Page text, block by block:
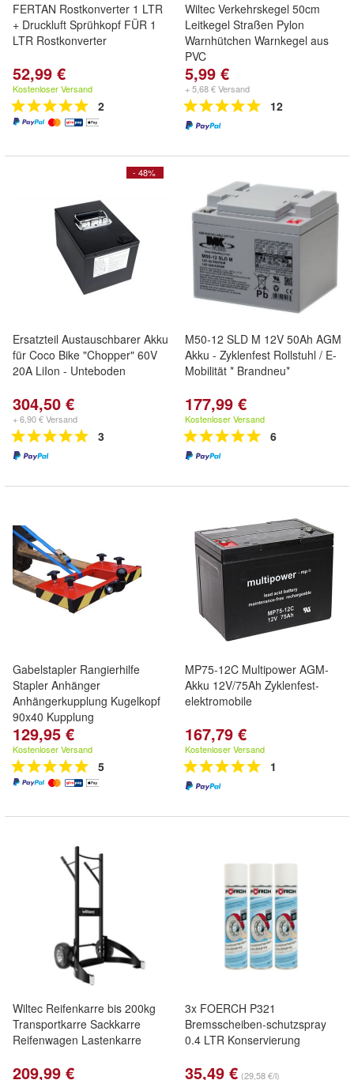
FERTAN Rostkonverter 1 LTR
+ Druckluft Sprühkopf FÜR 1
LTR Rostkonverter
52,99 €
Kostenloser Versand
2
Wiltec Verkehrskegel 50cm
Leitkegel Straßen Pylon
Warnhütchen Warnkegel aus
PVC
5,99 €
+ 5,68 € Versand
12
- 48%
Ersatzteil Austauschbarer Akku
für Coco Bike "Chopper" 60V
20A LiIon - Unteboden
304,50 €
+ 6,90 € Versand
3
M50-12 SLD M 12V 50Ah AGM
Akku - Zyklenfest Rollstuhl / E-
Mobilität * Brandneu*
177,99 €
Kostenloser Versand
6
Gabelstapler Rangierhilfe
Stapler Anhänger
Anhängerkupplung Kugelkopf
90x40 Kupplung
129,95 €
Kostenloser Versand
5
MP75-12C Multipower AGM-
Akku 12V/75Ah Zyklenfest-
elektromobile
167,79 €
Kostenloser Versand
1
Wiltec Reifenkarre bis 200kg
Transportkarre Sackkarre
Reifenwagen Lastenkarre
209,99 €
3x FOERCH P321
Bremsscheiben-schutzspray
0.4 LTR Konservierung
35,49 € (29,58 €/l)